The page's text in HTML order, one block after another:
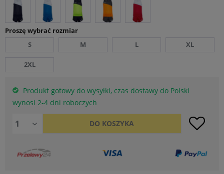
Proszę wybrać rozmiar
S
M L XL
2XL
Produkt gotowy do wysyłki, czas dostawy do Polski
wynosi 2-4 dni roboczych
DO KOSZYKA